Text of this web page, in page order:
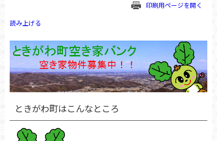
印刷用ページを開く
読み上げる
ときがわ町はこんなところ